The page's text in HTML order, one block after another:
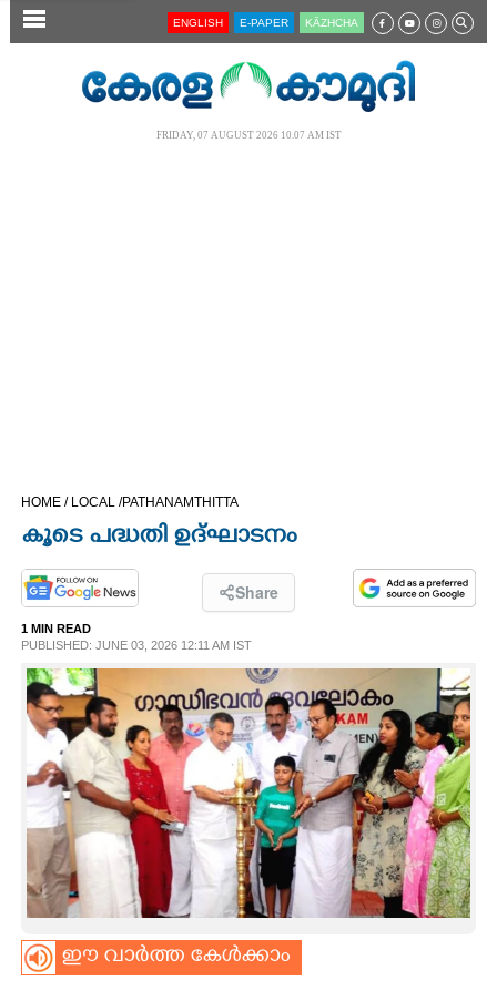
SECTIONS
OPINION
PHOTOS
LIFESTYLE
SPIRITUAL
INFO+
ART
ASTRO
ENGLISH E-PAPER KĀZHCHA
FRIDAY, 07 AUGUST 2026 10.07 AM IST
HOME / LOCAL /PATHANAMTHITTA
കൂടെ പദ്ധതി ഉദ്ഘാടനം
Share
1 MIN READ
PUBLISHED: JUNE 03, 2026 12:11 AM IST
ഈ വാർത്ത കേൾക്കാം